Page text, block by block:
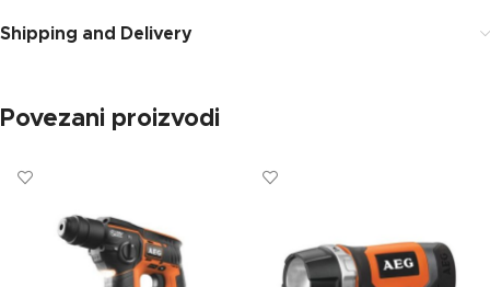
Shipping and Delivery
Povezani proizvodi